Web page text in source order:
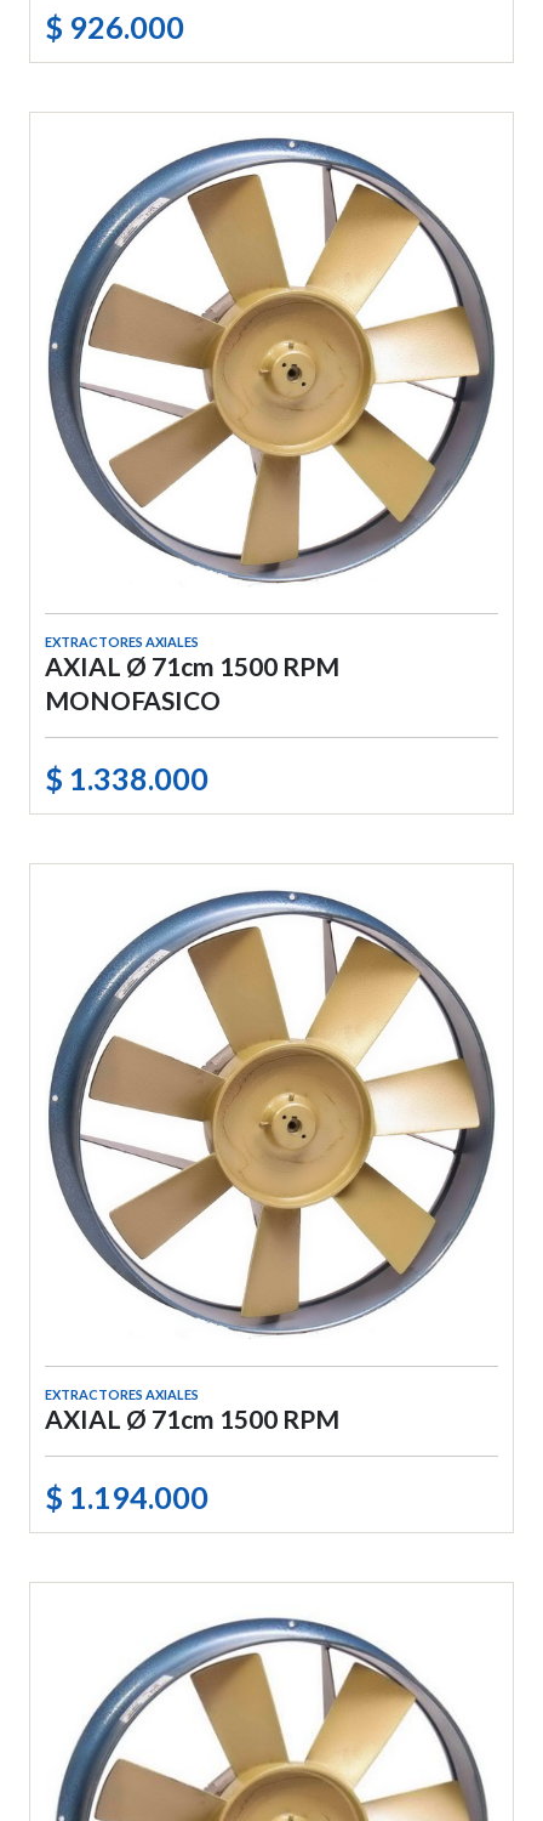
$ 926.000
EXTRACTORES AXIALES
AXIAL Ø 71cm 1500 RPM
MONOFASICO
$ 1.338.000
EXTRACTORES AXIALES
AXIAL Ø 71cm 1500 RPM
$ 1.194.000